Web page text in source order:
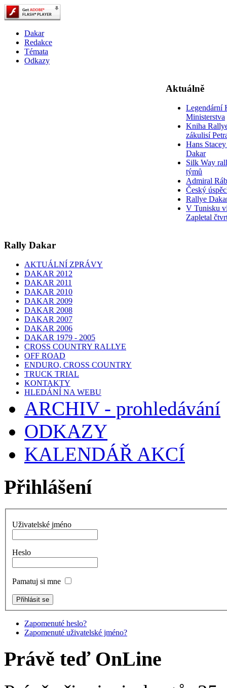
Dakar
Redakce
Témata
Odkazy
Aktuálně
Legendární
Ministerstva
Kniha
zákulisí
Hans
Dakar
Silk Way
týmů
Admiral
Český
Rallye
V Tunisku
Zapletal
Rally Dakar
AKTUÁLNÍ ZPRÁVY
DAKAR 2012
DAKAR 2011
DAKAR 2010
DAKAR 2009
DAKAR 2008
DAKAR 2007
DAKAR 2006
DAKAR 1979 - 2005
CROSS COUNTRY RALLYE
OFF ROAD
ENDURO, CROSS COUNTRY
TRUCK TRIAL
KONTAKTY
HLEDÁNÍ NA WEBU
ARCHIV - prohledávání
ODKAZY
KALENDÁŘ AKCÍ
Přihlášení
Uživatelské jméno
Heslo
Pamatuj si mne
Zapomenuté heslo?
Zapomenuté uživatelské jméno?
Právě teď OnLine